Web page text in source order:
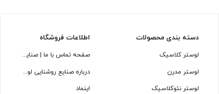
دسته بندی محصولات
لوستر کلاسیک
لوستر مدرن
لوستر نئوکلاسیک
اطلاعات فروشگاه
صفحه تماس با ما | صنایع روشنایی لوسترسازان
درباره صنایع روشنایی لوسترسازان
اینماد